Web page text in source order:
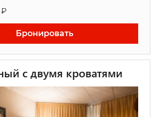
₽
Бронировать
с двумя кроватями